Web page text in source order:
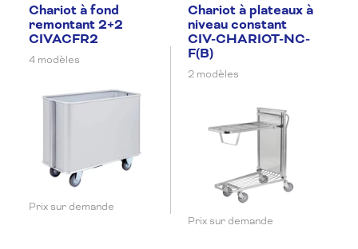
Chariot à fond
remontant 2+2
CIVACFR2
4 modèles
Prix sur demande
Chariot à plateaux à
niveau constant
CIV-CHARIOT-NC-
F(B)
2 modèles
Prix sur demande